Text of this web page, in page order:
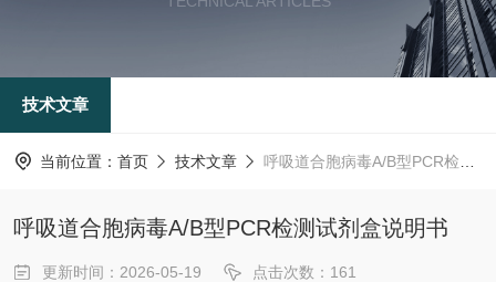
技术文章
当前位置： 首页 技术文章 呼吸道合胞病毒A/B型PCR检测试剂盒说明书
呼吸道合胞病毒A/B型PCR检测试剂盒说明书
更新时间：2026-05-19 点击次数：161